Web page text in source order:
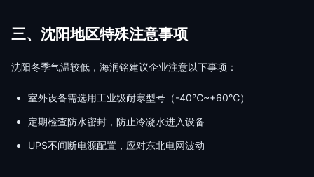
三、沈阳地区特殊注意事项
沈阳冬季气温较低，海润铭建议企业注意以下事项：
室外设备需选用工业级耐寒型号（-40℃~+60℃）
定期检查防水密封，防止冷凝水进入设备
UPS不间断电源配置，应对东北电网波动